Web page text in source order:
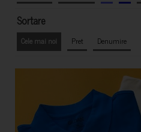
Sortare
Cele mai noi Pret Denumire